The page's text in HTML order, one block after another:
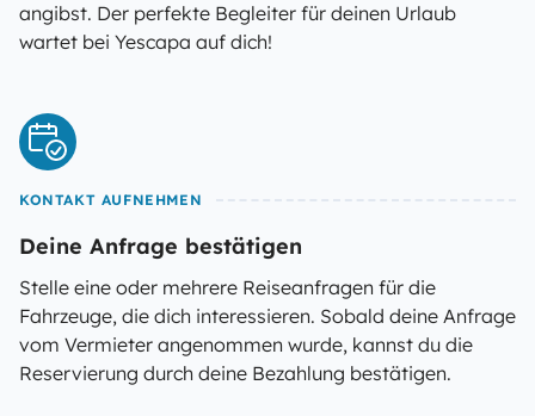
angibst. Der perfekte Begleiter für deinen Urlaub
wartet bei Yescapa auf dich!
KONTAKT AUFNEHMEN
Deine Anfrage bestätigen
Stelle eine oder mehrere Reiseanfragen für die
Fahrzeuge, die dich interessieren. Sobald deine Anfrage
vom Vermieter angenommen wurde, kannst du die
Reservierung durch deine Bezahlung bestätigen.